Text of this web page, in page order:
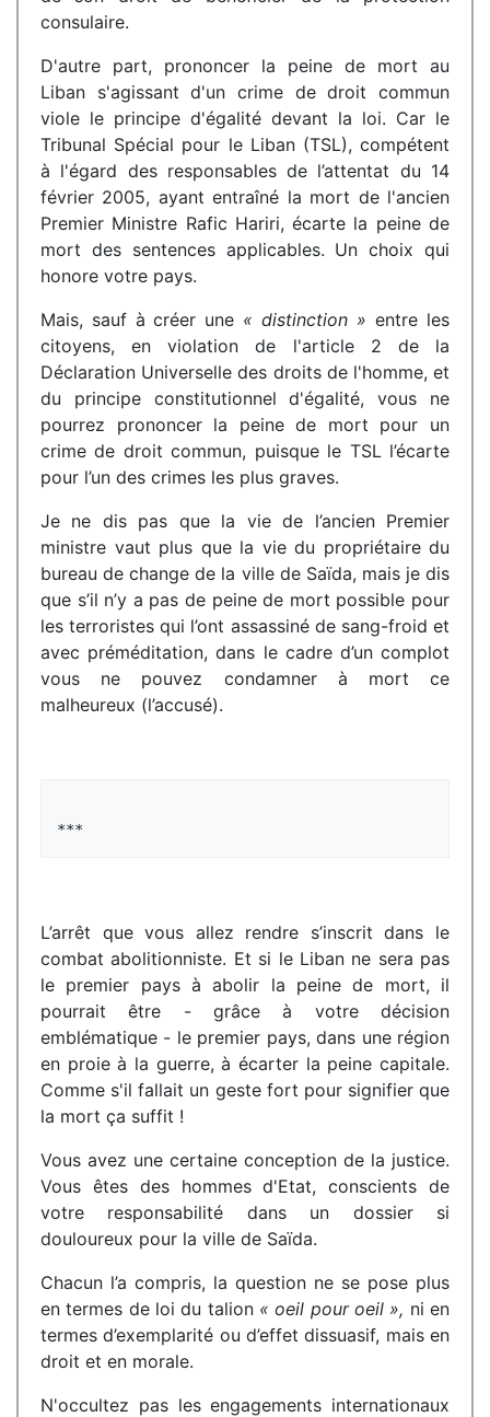
consulaire.
D'autre part, prononcer la peine de mort au
Liban s'agissant d'un crime de droit commun
viole le principe d'égalité devant la loi. Car le
Tribunal Spécial pour le Liban (TSL), compétent
à l'égard des responsables de l’attentat du 14
février 2005, ayant entraîné la mort de l'ancien
Premier Ministre Rafic Hariri, écarte la peine de
mort des sentences applicables. Un choix qui
honore votre pays.
Mais, sauf à créer une « distinction » entre les
citoyens, en violation de l'article 2 de la
Déclaration Universelle des droits de l'homme, et
du principe constitutionnel d'égalité, vous ne
pourrez prononcer la peine de mort pour un
crime de droit commun, puisque le TSL l’écarte
pour l’un des crimes les plus graves.
Je ne dis pas que la vie de l’ancien Premier
ministre vaut plus que la vie du propriétaire du
bureau de change de la ville de Saïda, mais je dis
que s’il n’y a pas de peine de mort possible pour
les terroristes qui l’ont assassiné de sang-froid et
avec préméditation, dans le cadre d’un complot
vous ne pouvez condamner à mort ce
malheureux (l’accusé).
L’arrêt que vous allez rendre s’inscrit dans le
combat abolitionniste. Et si le Liban ne sera pas
le premier pays à abolir la peine de mort, il
pourrait être - grâce à votre décision
emblématique - le premier pays, dans une région
en proie à la guerre, à écarter la peine capitale.
Comme s'il fallait un geste fort pour signifier que
la mort ça suffit !
Vous avez une certaine conception de la justice.
Vous êtes des hommes d'Etat, conscients de
votre responsabilité dans un dossier si
douloureux pour la ville de Saïda.
Chacun l’a compris, la question ne se pose plus
en termes de loi du talion « oeil pour oeil », ni en
termes d’exemplarité ou d’effet dissuasif, mais en
droit et en morale.
N'occultez pas les engagements internationaux